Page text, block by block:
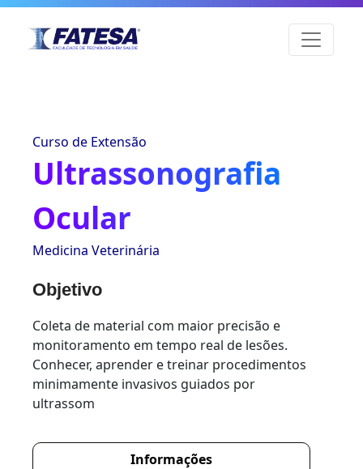
Curso de Extensão
Ultrassonografia
Ocular
Medicina Veterinária
Objetivo
Coleta de material com maior precisão e
monitoramento em tempo real de lesões.
Conhecer, aprender e treinar procedimentos
minimamente invasivos guiados por
ultrassom
Informações